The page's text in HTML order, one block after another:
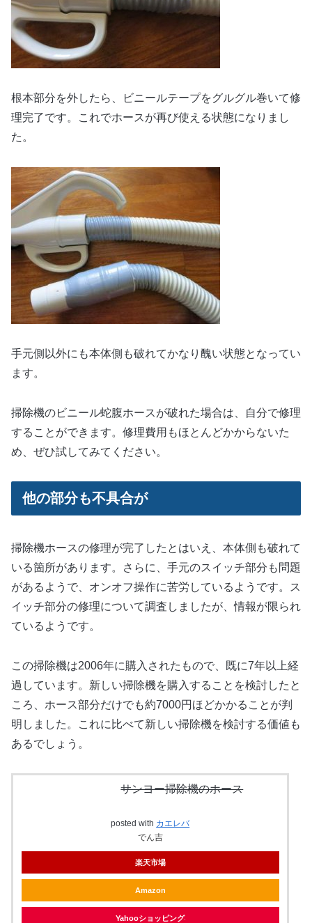
根本部分を外したら、ビニールテープをグルグル巻いて修
理完了です。これでホースが再び使える状態になりまし
た。
手元側以外にも本体側も破れてかなり醜い状態となってい
ます。
掃除機のビニール蛇腹ホースが破れた場合は、自分で修理
することができます。修理費用もほとんどかからないた
め、ぜひ試してみてください。
他の部分も不具合が
掃除機ホースの修理が完了したとはいえ、本体側も破れて
いる箇所があります。さらに、手元のスイッチ部分も問題
があるようで、オンオフ操作に苦労しているようです。ス
イッチ部分の修理について調査しましたが、情報が限られ
ているようです。
この掃除機は2006年に購入されたもので、既に7年以上経
過しています。新しい掃除機を購入することを検討したと
ころ、ホース部分だけでも約7000円ほどかかることが判
明しました。これに比べて新しい掃除機を検討する価値も
あるでしょう。
サンヨー掃除機のホース
posted with カエレバ
でん吉
楽天市場
Amazon
Yahooショッピング